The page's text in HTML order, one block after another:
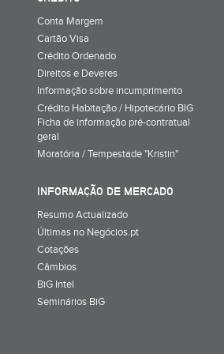
Conta Margem
Cartão Visa
Crédito Ordenado
Direitos e Deveres
Informação sobre incumprimento
Crédito Habitação / Hipotecário BIG
Ficha de informação pré-contratual
geral
Moratória / Tempestade "Kristin"
INFORMAÇÃO DE MERCADO
Resumo Actualizado
Últimas no Negócios.pt
Cotações
Câmbios
BiG Intel
Seminários BiG